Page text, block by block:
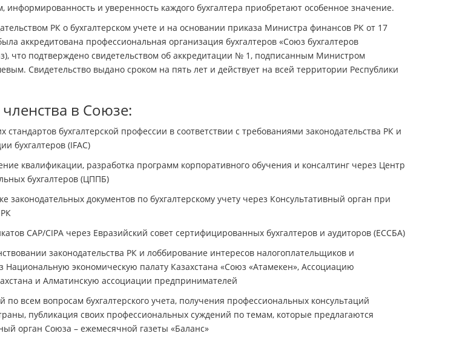
информированность и уверенность каждого бухгалтера приобретают особенное значение.
РК о бухгалтерском учете и на основании приказа Министра финансов РК от 17
аккредитована профессиональная организация бухгалтеров «Союз бухгалтеров
что подтверждено свидетельством об аккредитации № 1, подписанным Министром
Свидетельство выдано сроком на пять лет и действует на всей территории Республики
в Союзе:
бухгалтерской профессии в соответствии с требованиями законодательства РК и
бухгалтеров (IFAC)
квалификации, разработка программ корпоративного обучения и консалтинг через Центр
бухгалтеров (ЦППБ)
документов по бухгалтерскому учету через Консультативный орган при
CAP/CIPA через Евразийский совет сертифицированных бухгалтеров и аудиторов (ЕССБА)
законодательства РК и лоббирование интересов налогоплательщиков и
Национальную экономическую палату Казахстана «Союз «Атамекен», Ассоциацию
и Алматинскую ассоциации предпринимателей
вопросам бухгалтерского учета, получения профессиональных консультаций
публикация своих профессиональных суждений по темам, которые предлагаются
орган Союза – ежемесячной газеты «Баланс»